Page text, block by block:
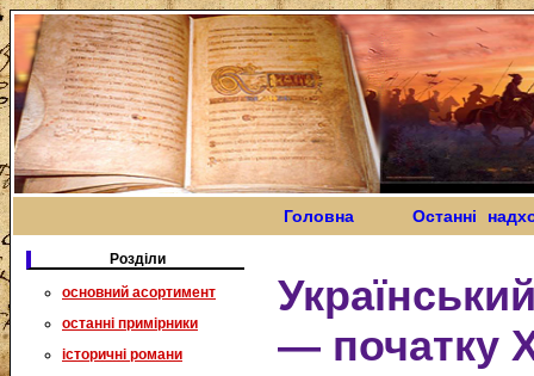
Головна Останні
Розділи
основний асортимент
останні примірники
історичні романи
— початку